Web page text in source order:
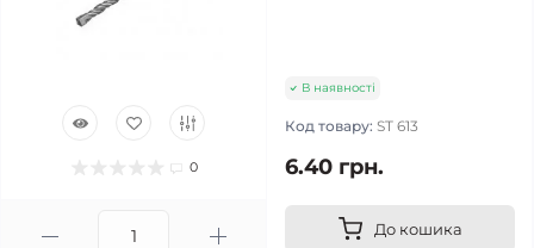
0
В наявності
Код товару: ST 613
6.40 грн.
До кошика